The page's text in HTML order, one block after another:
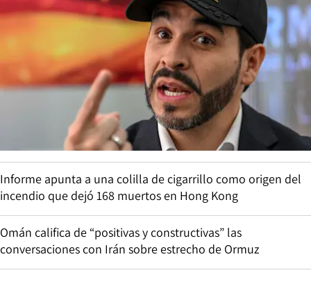
Informe apunta a una colilla de cigarrillo como origen del
incendio que dejó 168 muertos en Hong Kong
Omán califica de “positivas y constructivas” las
conversaciones con Irán sobre estrecho de Ormuz